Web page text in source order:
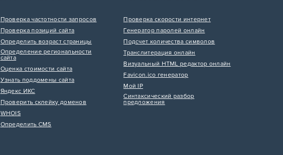
Проверка частотности запросов
Проверка позиций сайта
Определить возраст страницы
Определение региональности
сайта
Оценка стоимости сайта
Узнать поддомены сайта
Яндекс ИКС
Проверить склейку доменов
WHOIS
Определить CMS
Проверка скорости интернет
Генератор паролей онлайн
Подсчет количества символов
Транслитерация онлайн
Визуальный HTML редактор онлайн
Favicon.ico генератор
Мой IP
Синтаксический разбор
предложения